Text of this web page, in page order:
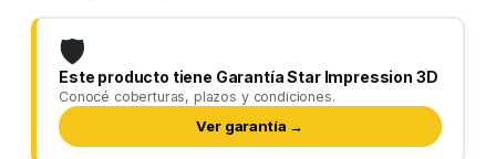
🛡️
Este producto tiene Garantía Star Impression 3D
Conocé coberturas, plazos y condiciones.
Ver garantía →